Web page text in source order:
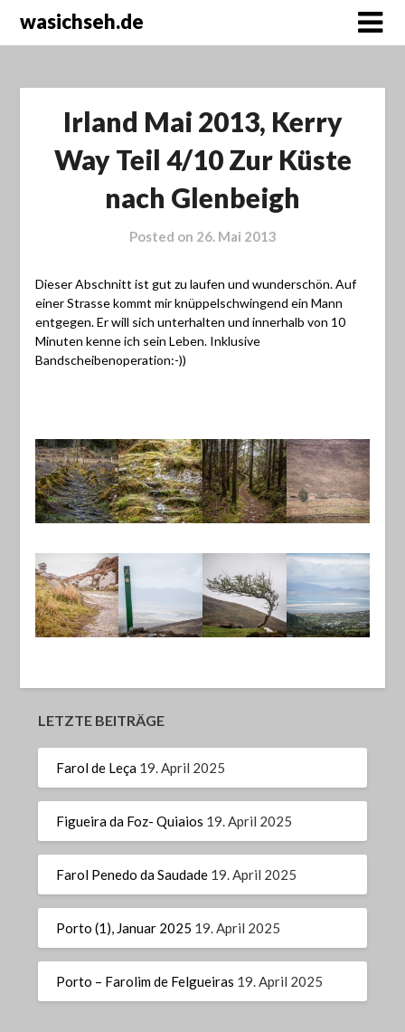
wasichseh.de
Irland Mai 2013, Kerry
Way Teil 4/10 Zur Küste
nach Glenbeigh
Posted on 26. Mai 2013
Dieser Abschnitt ist gut zu laufen und wunderschön. Auf
einer Strasse kommt mir knüppelschwingend ein Mann
entgegen. Er will sich unterhalten und innerhalb von 10
Minuten kenne ich sein Leben. Inklusive
Bandscheibenoperation:-))
LETZTE BEITRÄGE
Farol de Leça 19. April 2025
Figueira da Foz- Quiaios 19. April 2025
Farol Penedo da Saudade 19. April 2025
Porto (1), Januar 2025 19. April 2025
Porto – Farolim de Felgueiras 19. April 2025